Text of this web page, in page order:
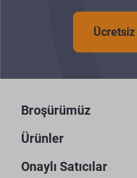
Broşürümüz
Ürünler
Onaylı Satıcılar